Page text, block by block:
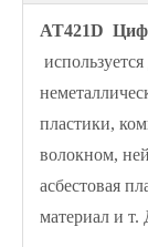
AT421D
пластики,
волокном,
асбестовая
материал и